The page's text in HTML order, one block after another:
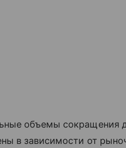
объемы сокращения
в зависимости от